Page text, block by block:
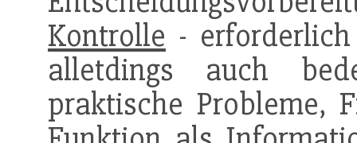
Kontrolle -
alletdings auch
praktische Probleme,